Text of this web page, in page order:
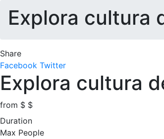
Explora cultura
Share
Facebook Twitter
Explora cultura
from $ $
Duration
Max People